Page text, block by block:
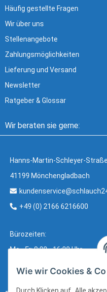
Häufig gestellte Fragen
Wir über uns
Stellenangebote
Zahlungsmöglichkeiten
Lieferung und Versand
Newsletter
Ratgeber & Glossar
Wir beraten sie gerne:
Hanns-Martin-Schleyer-
41199 Mönchengladbach
+49 (0) 2166 6216600
Bürozeiten:
Mo - Fr: 8:00 - 16:00 Uhr
Wie wir Cookies &